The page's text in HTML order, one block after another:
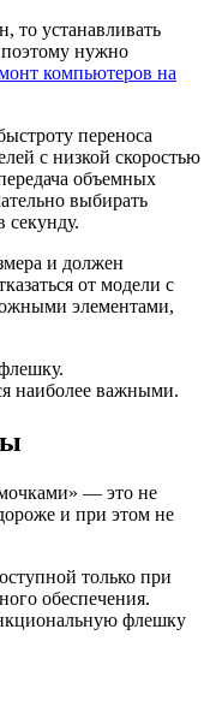
то устанавливать
нужно
компьютеров на
переноса
с низкой скоростью
объемных
выбирать
секунду.
и должен
от модели с
элементами,
наиболее важными.
— это не
и при этом не
только при
обеспечения.
флешку